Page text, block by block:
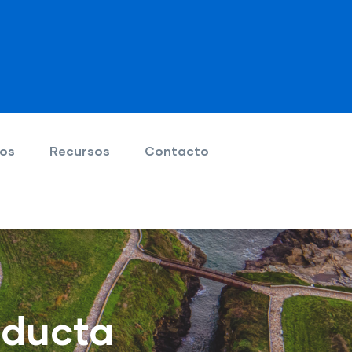
Recursos Contacto